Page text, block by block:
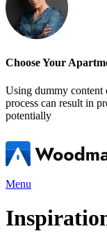
Choose Your
Using dummy content
process can result in
potentially
Menu